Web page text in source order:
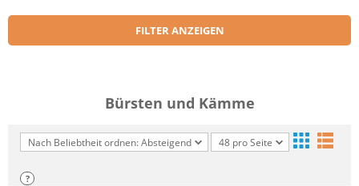
FILTER ANZEIGEN
Bürsten und Kämme
Nach Beliebtheit ordnen: Absteigend 48 pro Seite
?